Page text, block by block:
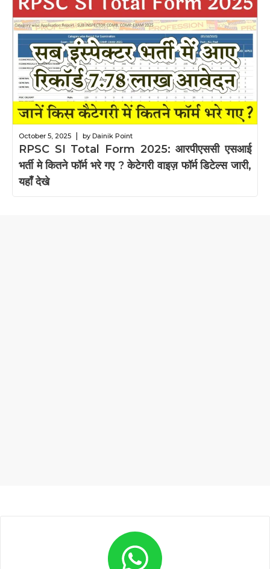
October 5, 2025 by Dainik Point
RPSC SI Total Form 2025: आरपीएससी एसआई
भर्ती मे कितने फॉर्म भरे गए ? केटेगरी वाइज़ फॉर्म डिटेल्स जारी,
यहाँ देखे